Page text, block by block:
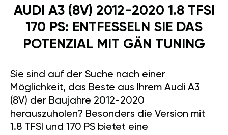
AUDI A3 (8V) 2012-2020 1.8 TFSI
170 PS: ENTFESSELN SIE DAS
POTENZIAL MIT GÄN TUNING
Sie sind auf der Suche nach einer
Möglichkeit, das Beste aus Ihrem Audi A3
(8V) der Baujahre 2012-2020
herauszuholen? Besonders die Version mit
1.8 TFSI und 170 PS bietet eine